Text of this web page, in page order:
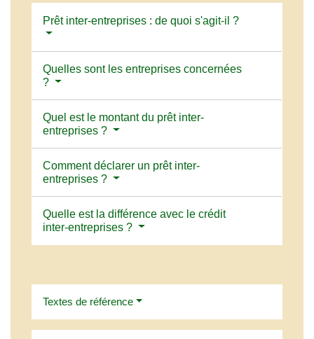
Prêt inter-entreprises : de quoi s'agit-il ?
Quelles sont les entreprises concernées
?
Quel est le montant du prêt inter-
entreprises ?
Comment déclarer un prêt inter-
entreprises ?
Quelle est la différence avec le crédit
inter-entreprises ?
Textes de référence